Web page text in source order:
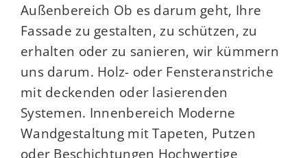
Außenbereich Ob es darum geht, Ihre
Fassade zu gestalten, zu schützen, zu
erhalten oder zu sanieren, wir kümmern
uns darum. Holz- oder Fensteranstriche
mit deckenden oder lasierenden
Systemen. Innenbereich Moderne
Wandgestaltung mit Tapeten, Putzen
oder Beschichtungen Hochwertige